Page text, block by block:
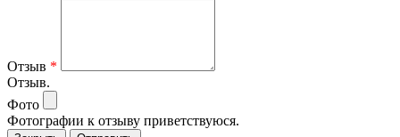
Отзыв *
Отзыв.
Фото
Фотографии к отзыву приветствуюся.